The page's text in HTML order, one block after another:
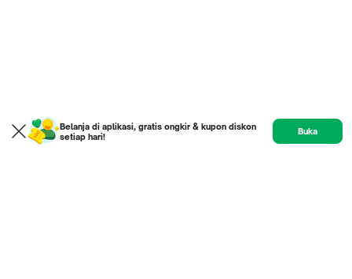
Belanja di aplikasi, gratis ongkir & kupon diskon
setiap hari!
Buka